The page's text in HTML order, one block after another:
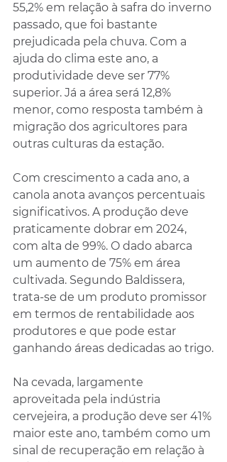
55,2% em relação à safra do inverno
passado, que foi bastante
prejudicada pela chuva. Com a
ajuda do clima este ano, a
produtividade deve ser 77%
superior. Já a área será 12,8%
menor, como resposta também à
migração dos agricultores para
outras culturas da estação.
Com crescimento a cada ano, a
canola anota avanços percentuais
significativos. A produção deve
praticamente dobrar em 2024,
com alta de 99%. O dado abarca
um aumento de 75% em área
cultivada. Segundo Baldissera,
trata-se de um produto promissor
em termos de rentabilidade aos
produtores e que pode estar
ganhando áreas dedicadas ao trigo.
Na cevada, largamente
aproveitada pela indústria
cervejeira, a produção deve ser 41%
maior este ano, também como um
sinal de recuperação em relação à